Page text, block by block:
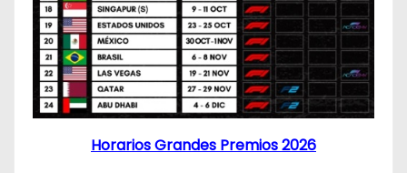
Horarios Grandes Premios 2026